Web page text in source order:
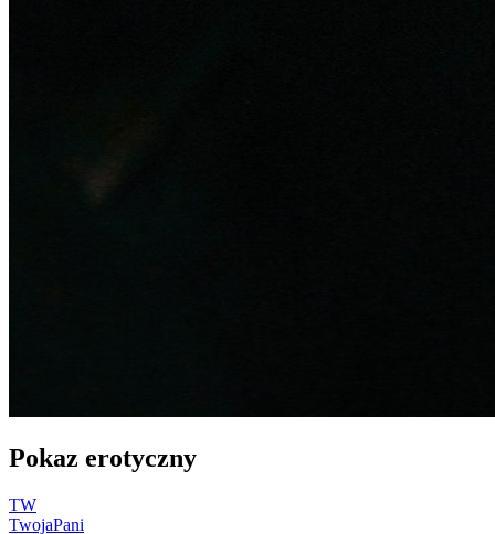
Pokaz erotyczny
TW
TwojaPani